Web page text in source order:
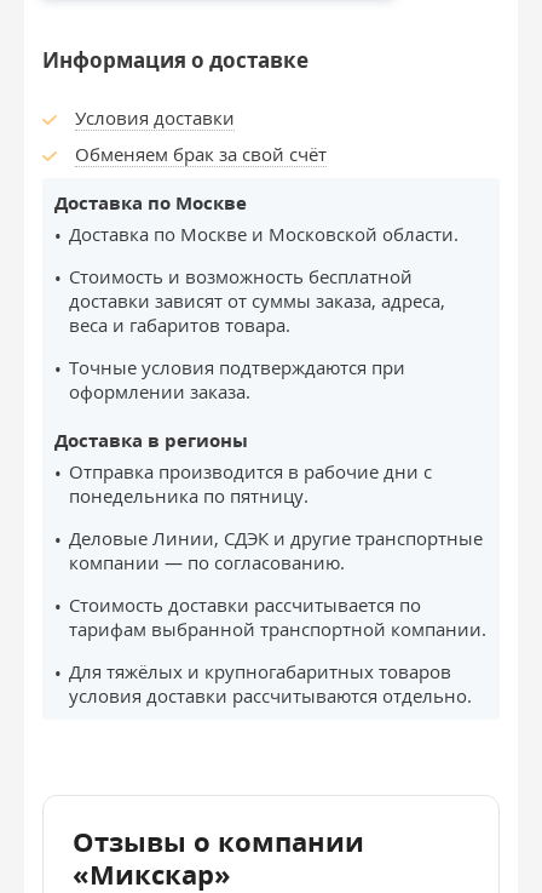
Информация о доставке
Условия доставки
Обменяем брак за свой счёт
Доставка по Москве
Доставка по Москве и Московской области.
Стоимость и возможность бесплатной
доставки зависят от суммы заказа, адреса,
веса и габаритов товара.
Точные условия подтверждаются при
оформлении заказа.
Доставка в регионы
Отправка производится в рабочие дни с
понедельника по пятницу.
Деловые Линии, СДЭК и другие транспортные
компании — по согласованию.
Стоимость доставки рассчитывается по
тарифам выбранной транспортной компании.
Для тяжёлых и крупногабаритных товаров
условия доставки рассчитываются отдельно.
Отзывы о компании
«Микскар»